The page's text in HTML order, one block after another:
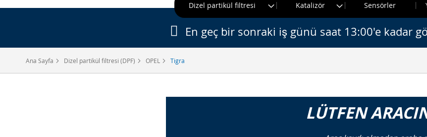
Dizel partikül filtresi
Katalizör Sensörler
Ana Sayfa Dizel partikül filtresi (DPF) OPEL Tigra
En geç bir sonraki iş günü saat 13:00'e kadar
LÜTFEN